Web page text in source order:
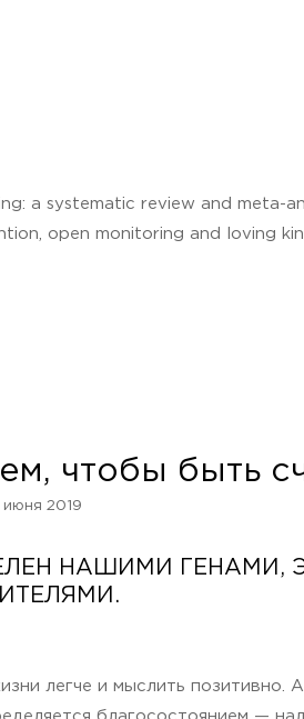
a systematic review and meta-
open monitoring and loving
чтобы быть
июня 2019
НАШИМИ ГЕНАМИ,
легче и мыслить